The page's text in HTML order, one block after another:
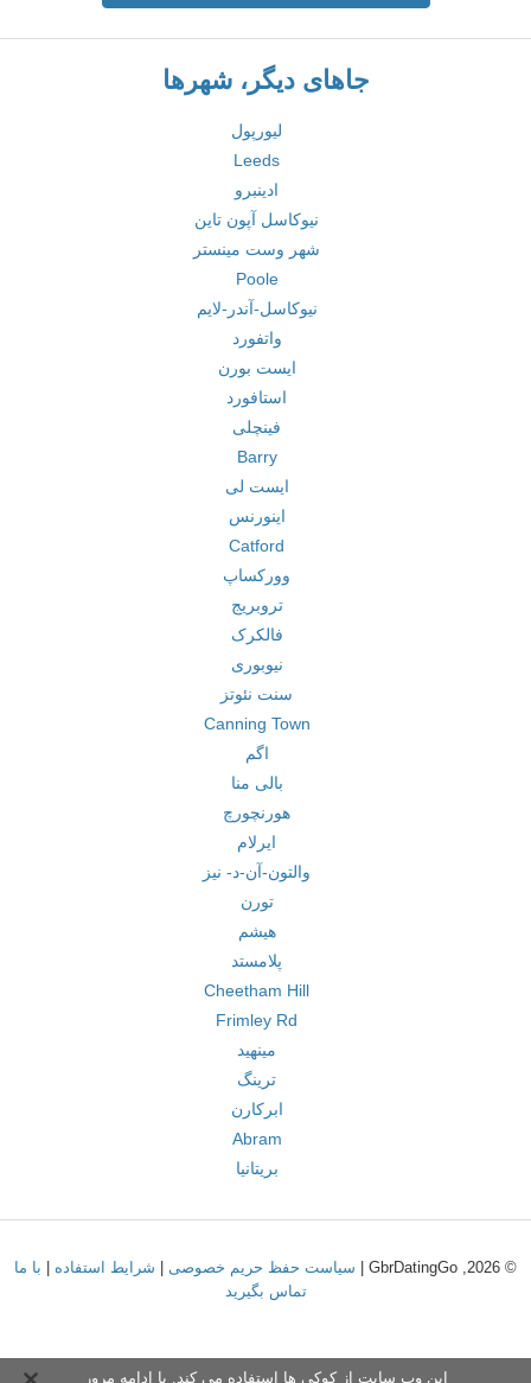
جاهای دیگر، شهرها
لیورپول
Leeds
ادینبرو
نیوکاسل آپون تاین
شهر وست مینستر
Poole
نیوکاسل-آندر-لایم
واتفورد
ایست بورن
استافورد
فینچلی
Barry
ایست لی
اینورنس
Catford
وورکساپ
تروبریج
فالکرک
نیوبوری
سنت نئوتز
Canning Town
اگم
بالی منا
هورنچورچ
ایرلام
والتون-آن-د- نیز
تورن
هیشم
پلامستد
Cheetham Hill
Frimley Rd
مینهید
ترینگ
ابرکارن
Abram
بریتانیا
© 2026, GbrDatingGo | سیاست حفظ حریم خصوصی شرایط استفاده
با ما
تماس بگیرید
این وب سایت از کوکی ها استفاده می کند. با ادامه مرور